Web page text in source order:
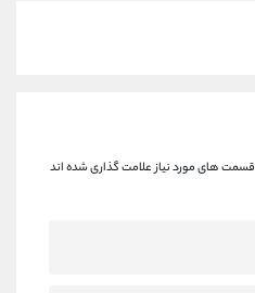
قسمت های مورد نیاز علامت گذاری شده اند